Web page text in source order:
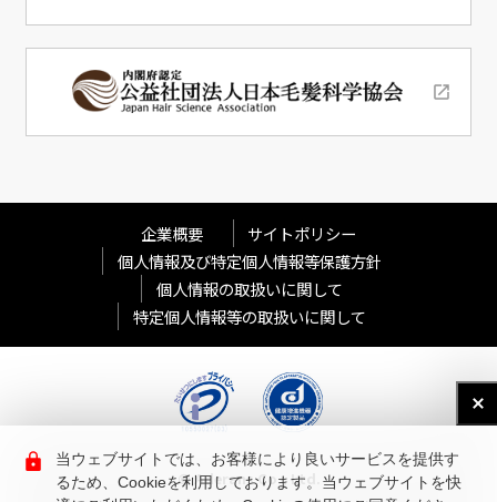
企業概要
サイトポリシー
個人情報及び特定個人情報等保護方針
個人情報の取扱いに関して
特定個人情報等の取扱いに関して
© Aderans Co., Ltd.
当ウェブサイトでは、お客様により良いサービスを提供す
るため、Cookieを利用しております。当ウェブサイトを快